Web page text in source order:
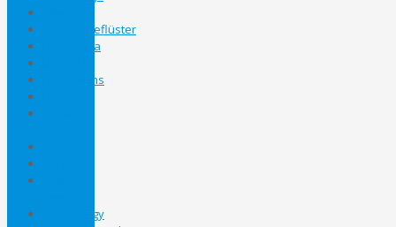
Kabinengeflüster
Landesliga
Nachwuchs
Technology